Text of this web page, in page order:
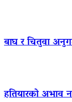
बाघ र चितुवा
हतियारको अभाव